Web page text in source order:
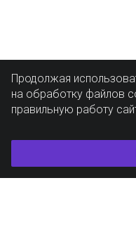
Продолжая
на обработку файлов
правильную работу